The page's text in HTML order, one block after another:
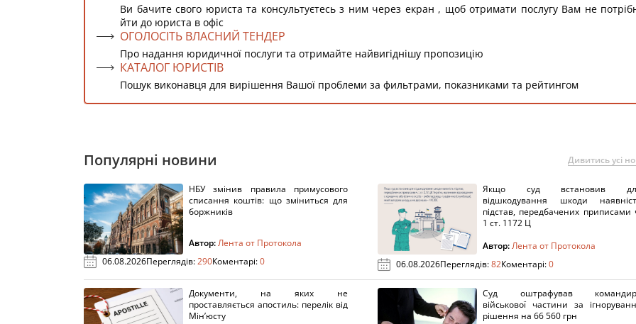
Ви бачите свого юриста та консультуєтесь з ним через екран , щоб отримати послугу Вам не
йти до юриста в офіс
ОГОЛОСІТЬ ВЛАСНИЙ ТЕНДЕР
Про надання юридичної послуги та отримайте найвигіднішу пропозицію
КАТАЛОГ ЮРИСТІВ
Пошук виконавця для вирішення Вашої проблеми за фильтрами, показниками та рейтингом
Популярні новини Дивитись усі
НБУ змінив правила примусового
списання коштів: що зміниться для
боржників
Автор:Лента от Протокола
06.08.2026Переглядів:290Коментарі:0
Якщо суд встановив
відшкодування шкоди
підстав, передбачених приписами
1 ст. 1172 Ц
Автор:Лента от Протокола
06.08.2026Переглядів:82Коментарі:0
Документи, на яких не
проставляється апостиль: перелік від
Мін’юсту
Суд оштрафував
військової частини за
рішення на 66 560 грн